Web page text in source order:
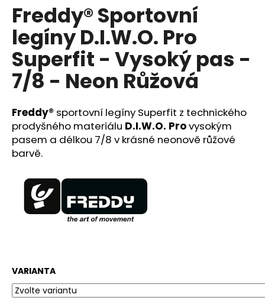
Freddy® Sportovní
legíny D.I.W.O. Pro
Superfit - Vysoký pas -
7/8 - Neon Růžová
Freddy® sportovní legíny Superfit z technického
prodyšného materiálu D.I.W.O. Provysokým
pasem a délkou 7/8 v krásné neonově růžové
barvě.
VARIANTA
p
o
r
u
č
u
j
m
e
PLETENÝ
KOŠÍK/KABELKA
SOFIA
CARDONI®
ŽLUTÁ/HNĚDÁ/BÍLÁ
2
599
Kč